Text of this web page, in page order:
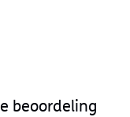
beoordeling